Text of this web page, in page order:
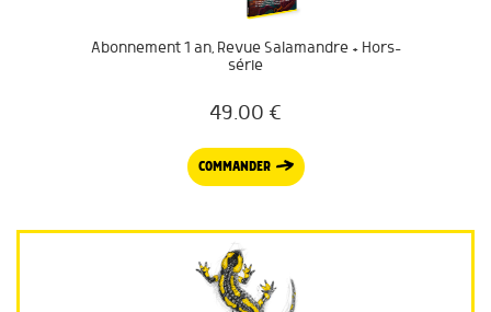
Abonnement 1 an, Revue Salamandre + Hors-
série
49.00 €
COMMANDER